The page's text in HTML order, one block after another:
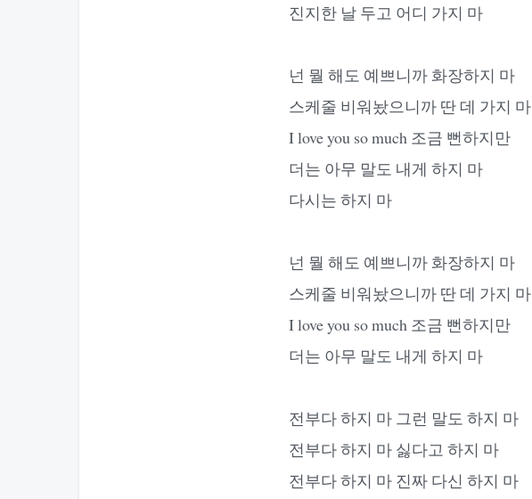
진지한 날 두고 어디 가지 마
넌 뭘 해도 예쁘니까 화장하지 마
스케줄 비워놨으니까 딴 데 가지 마
I love you so much 조금 뻔하지만
더는 아무 말도 내게 하지 마
다시는 하지 마
넌 뭘 해도 예쁘니까 화장하지 마
스케줄 비워놨으니까 딴 데 가지 마
I love you so much 조금 뻔하지만
더는 아무 말도 내게 하지 마
전부다 하지 마 그런 말도 하지 마
전부다 하지 마 싫다고 하지 마
전부다 하지 마 진짜 다신 하지 마